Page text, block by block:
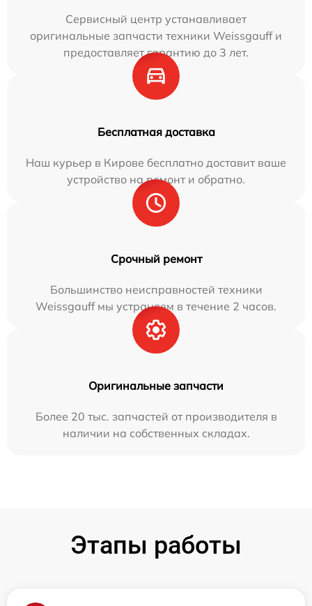
Сервисный центр устанавливает
оригинальные запчасти техники Weissgauff и
предоставляет гарантию до 3 лет.
Бесплатная доставка
Наш курьер в Кирове бесплатно доставит ваше
устройство на ремонт и обратно.
Срочный ремонт
Большинство неисправностей техники
Weissgauff мы устраняем в течение 2 часов.
Оригинальные запчасти
Более 20 тыс. запчастей от производителя в
наличии на собственных складах.
Этапы работы